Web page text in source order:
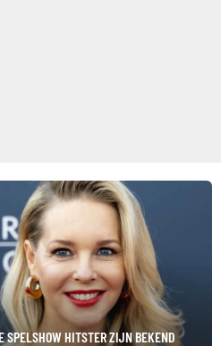
SPELSHOW HITSTER ZIJN BEKEND